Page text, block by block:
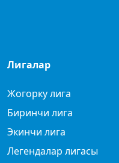
Лигалар
Жогорку лига
Биринчи лига
Экинчи лига
Легендалар лигасы